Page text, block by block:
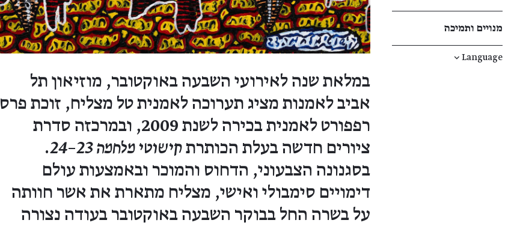
מנויים ותמיכה
Language
↓
במלאת שנה לאירועי השבעה באוקטובר, מוזיאון תל
אביב לאמנות מציג תערוכה לאמנית טל מצליח, זוכת פרס
רפפורט לאמנית בכירה לשנת 2009, ובמרכזה סדרת
ציורים חדשה בעלת הכותרת קישוטי מלחמה 23–24
.
בסגנונה הצבעוני, הדחוס והמוכר ובאמצעות עולם
דימויים סימבולי ואישי, מצליח מתארת את אשר חוותה
על בשרה החל בבוקר השבעה באוקטובר בעודה נצורה